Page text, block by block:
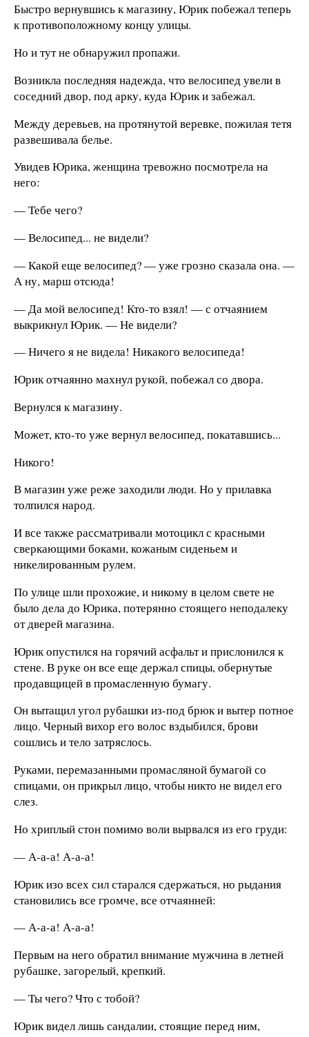
Быстро вернувшись к магазину, Юрик побежал теперь
к противоположному концу улицы.
Но и тут не обнаружил пропажи.
Возникла последняя надежда, что велосипед увели в
соседний двор, под арку, куда Юрик и забежал.
Между деревьев, на протянутой веревке, пожилая тетя
развешивала белье.
Увидев Юрика, женщина тревожно посмотрела на
него:
— Тебе чего?
— Велосипед... не видели?
— Какой еще велосипед? — уже грозно сказала она. —
А ну, марш отсюда!
— Да мой велосипед! Кто-то взял! — с отчаянием
выкрикнул Юрик. — Не видели?
— Ничего я не видела! Никакого велосипеда!
Юрик отчаянно махнул рукой, побежал со двора.
Вернулся к магазину.
Может, кто-то уже вернул велосипед, покатавшись...
Никого!
В магазин уже реже заходили люди. Но у прилавка
толпился народ.
И все также рассматривали мотоцикл с красными
сверкающими боками, кожаным сиденьем и
никелированным рулем.
По улице шли прохожие, и никому в целом свете не
было дела до Юрика, потерянно стоящего неподалеку
от дверей магазина.
Юрик опустился на горячий асфальт и прислонился к
стене. В руке он все еще держал спицы, обернутые
продавщицей в промасленную бумагу.
Он вытащил угол рубашки из-под брюк и вытер потное
лицо. Черный вихор его волос вздыбился, брови
сошлись и тело затряслось.
Руками, перемазанными промасляной бумагой со
спицами, он прикрыл лицо, чтобы никто не видел его
слез.
Но хриплый стон помимо воли вырвался из его груди:
— А-а-а! А-а-а!
Юрик изо всех сил старался сдержаться, но рыдания
становились все громче, все отчаянней:
— А-а-а! А-а-а!
Первым на него обратил внимание мужчина в летней
рубашке, загорелый, крепкий.
— Ты чего? Что с тобой?
Юрик видел лишь сандалии, стоящие перед ним,